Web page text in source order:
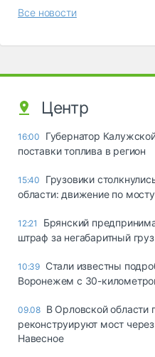
Все новости
Центр
16:00
Губернатор
поставки топлива в регион
15:40
Грузовики
области: движение по
12:21
Брянский
штраф за негабаритный груз
10:39 Стали известны
Воронежем с 30-
09.08 В Орловской области
реконструируют мост
Навесное